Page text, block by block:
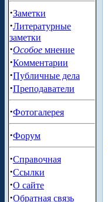
·Заметки
·Литературные
заметки
·Особое мнение
·Комментарии
·Публичные дела
·Преподаватели
·Фотогалерея
·Форум
·Справочная
·Ссылки
·О сайте
·Обратная связь